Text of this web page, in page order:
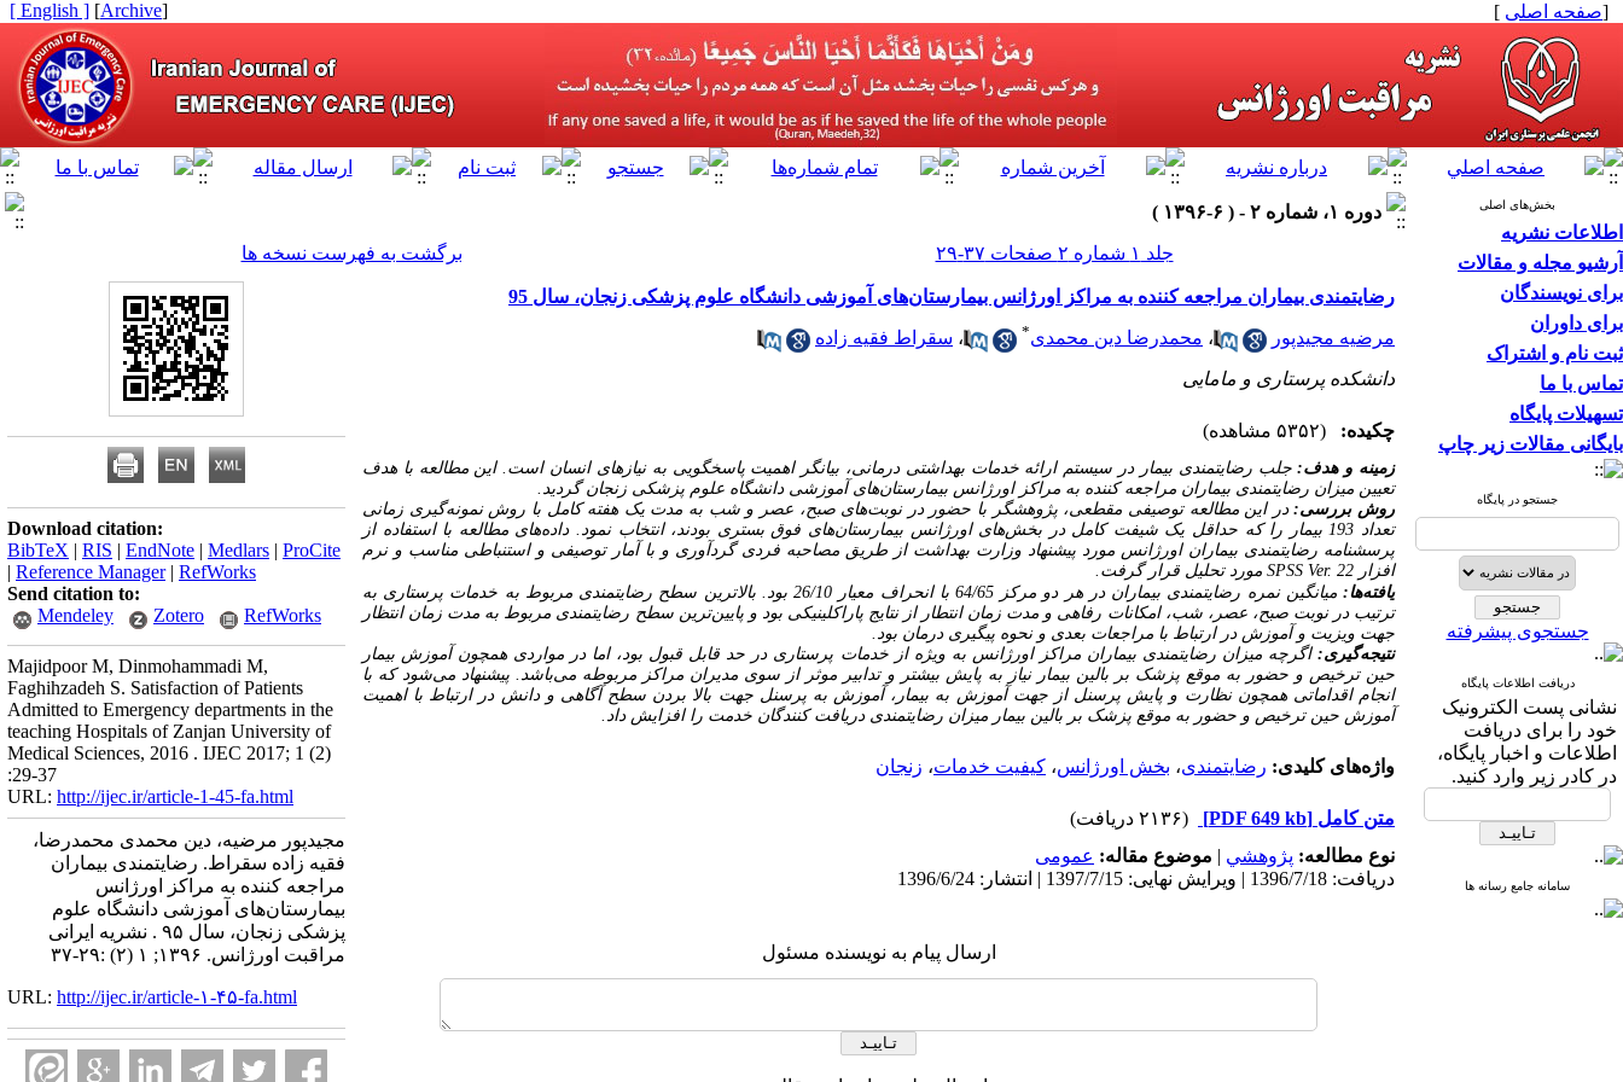
[صفحه اصلی ]
[
Archive
]
[ English ]
بخش‌های اصلی
اطلاعات نشریه
آرشیو مجله و مقالات
برای نویسندگان
برای داوران
ثبت نام و اشتراک
تماس با ما
تسهیلات پایگاه
بایگانی مقالات زیر چاپ
جستجو در پایگاه
جستجوی پیشرفته
دریافت اطلاعات پایگاه
نشانی پست الکترونیک
خود را برای دریافت
اطلاعات و اخبار پایگاه،
در کادر زیر وارد کنید.
سامانه جامع رسانه ها
دوره ۱، شماره ۲ - ( ۶-۱۳۹۶ )
جلد ۱ شماره ۲ صفحات ۳۷-۲۹
برگشت به فهرست نسخه ها
رضایتمندی بیماران مراجعه کننده به مراکز اورژانس بیمارستان‌های آموزشی دانشگاه علوم پزشکی زنجان، سال 95
مرضیه مجیدپور ، محمدرضا دین محمدی* ، سقراط فقیه زاده
دانشکده پرستاری و مامایی
چکیده: (۵۳۵۲ مشاهده)
زمینه و هدف:جلب رضایتمندی بیمار در سیستم ارائه خدمات بهداشتی درمانی، بیانگر اهمیت پاسخگویی به نیازهای انسان است. این مطالعه با هدف
تعیین میزان رضایتمندی بیماران مراجعه کننده به مراکز اورژانس بیمارستان‌های آموزشی دانشگاه علوم پزشکی زنجان گردید.
روش بررسی:در این مطالعه توصیفی مقطعی، پژوهشگر با حضور در نوبت‌های صبح، عصر و شب به مدت یک هفته کامل با روش نمونه‌گیری زمانی
تعداد 193 بیمار را که حداقل یک شیفت کامل در بخش‌های اورژانس بیمارستان‌های فوق بستری بودند، انتخاب نمود. داده‌های مطالعه با استفاده از
پرسشنامه رضایتمندی بیماران اورژانس مورد پیشنهاد وزارت بهداشت از طریق مصاحبه فردی گردآوری و با آمار توصیفی و استنباطی مناسب و نرم
افزار SPSS Ver. 22 مورد تحلیل قرار گرفت.
یافته‌ها:
میانگین نمره رضایتمندی بیماران در هر دو مرکز 64/65 با انحراف معیار 26/10 بود. بالاترین سطح رضایتمندی مربوط به خدمات پرستاری به
ترتیب در نوبت صبح، عصر، شب، امکانات رفاهی و مدت زمان انتطار از نتایج پاراکلینیکی بود و پایین‌ترین سطح رضایتمندی مربوط به مدت زمان انتظار
جهت ویزیت و آموزش در ارتباط با مراجعات بعدی و نحوه پیگیری درمان بود.
نتیجه‌گیری:اگرچه میزان رضایتمندی بیماران مراکز اورژانس به ویژه از خدمات پرستاری در حد قابل قبول بود، اما در مواردی همچون آموزش بیمار
حین ترخیص و حضور به موقع پزشک بر بالین بیمار نیاز به پایش بیشتر و تدابیر موثر از سوی مدیران مراکز مربوطه می‌باشد. پیشنهاد می‌شود که با
انجام اقداماتی همچون نظارت و پایش پرسنل از جهت آموزش به بیمار، آموزش به پرسنل جهت بالا بردن سطح آگاهی و دانش در ارتباط با اهمیت
آموزش حین ترخیص و حضور به موقع پزشک بر بالین بیمار میزان رضایتمندی دریافت کنندگان خدمت را افزایش داد.
واژه‌های کلیدی: رضایتمندی، بخش اورژانس، کیفیت خدمات، زنجان
متن کامل [PDF 649 kb]
(۲۱۳۶ دریافت)
نوع مطالعه: پژوهشي | موضوع مقاله: عمومى
دریافت: 1396/7/18 | ویرایش نهایی: 1397/7/15 | انتشار: 1396/6/24
ارسال پیام به نویسنده مسئول
Download citation:
BibTeX | RIS | EndNote | Medlars | ProCite
| Reference Manager| RefWorks
Send citation to:
Mendeley
Zotero RefWorks
Majidpoor M, Dinmohammadi M,
Faghihzadeh S. Satisfaction of Patients
Admitted to Emergency departments in the
teaching Hospitals of Zanjan University of
Medical Sciences, 2016 . IJEC 2017; 1 (2)
:29-37
URL: http://ijec.ir/article-1-45-fa.html
مجیدپور مرضیه، دین محمدی محمدرضا،
فقیه زاده سقراط. رضایتمندی بیماران
مراجعه کننده به مراکز اورژانس
بیمارستان‌های آموزشی دانشگاه علوم
پزشکی زنجان، سال ۹۵ . نشریه ایرانی
مراقبت اورژانس. ۱۳۹۶; ۱ (۲) :۲۹-۳۷
URL: http://ijec.ir/article-۱-۴۵-fa.html